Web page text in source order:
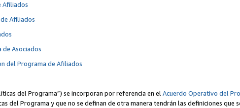
Afiliados
Afiliados
de Asociados
del Programa de Afiliados
del Programa”) se incorporan por referencia en elAcuerdo Operativo del
del Programa y que no se definan de otra manera tendrán las definiciones que